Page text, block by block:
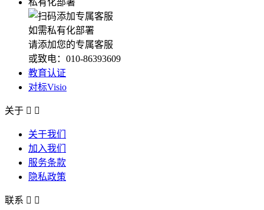
私有化部署
如需私有化部署
请添加您的专属客服
或致电：010-86393609
教育认证
对标Visio
关于  
关于我们
加入我们
服务条款
隐私政策
联系  